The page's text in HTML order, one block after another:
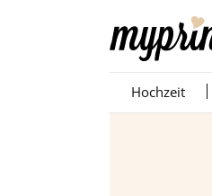
Hochzeit